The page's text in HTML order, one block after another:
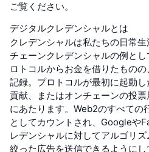
ご覧ください。
デジタルクレデンシャルとは
クレデンシャルは私たちの日常
チェーンクレデンシャルの例と
ロトコルからお金を借りたもの
記録。プロトコルが最初に起動
貢献、またはオンチェーンの投
にあたります。Web2のすべての
としてカウントされ、Googleや
レデンシャルに対してアルゴリ
絞った広告を送信できるように